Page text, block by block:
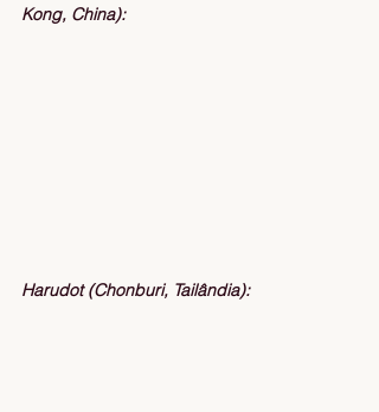
Kong, China):
Harudot (Chonburi, Tailândia):